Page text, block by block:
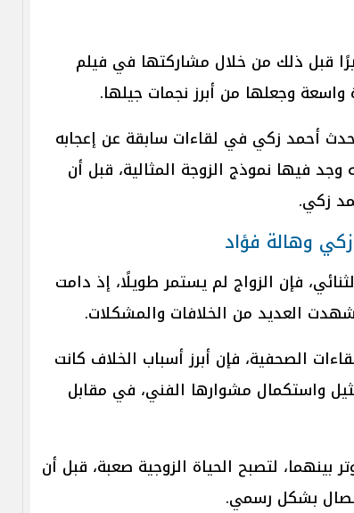
قبل ذلك من خلال مشاركتها في فيلم
وجعلها من أبرز نجمات جيلها.
أحمد زكي في لقاءات سابقة عن إعجابه
فيها نموذج الزوجة المثالية، قبل أن
زكي.
وهالة فؤاد
فإن الزواج لم يستمر طويلًا، إذ دامت
العديد من الخلافات والمشكلات.
الصحفية، فإن أبرز أسباب الخلاف كانت
واستكمال مشوارها الفني، في مقابل
بينهما، لتصبح الحياة الزوجية صعبة، قبل أن
بشكل رسمي.